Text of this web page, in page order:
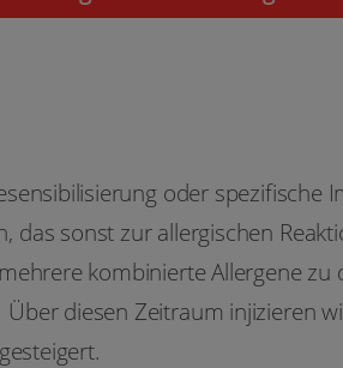
oder spezifische
das sonst zur allergischen
kombinierte Allergene zu
diesen Zeitraum injizieren